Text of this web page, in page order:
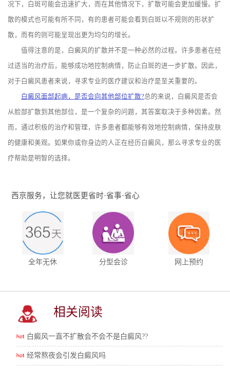
况下，白斑可能会迅速扩大，而在其他情况下，扩散可能会更加缓慢。扩
散的模式也可能有所不同，有的患者可能会看到白斑以不规则的形状扩
散，而有的则可能呈现出更为均匀的增长。
值得注意的是，白癜风的扩散并不是一种必然的过程。许多患者在经
过适当的治疗后，能够成功地控制病情，防止白斑的进一步扩散。因此，
对于白癜风患者来说，寻求专业的医疗建议和治疗是至关重要的。
白癜风面部起病，是否会向其他部位扩散?总的来说，白癜风是否会
从脸部扩散到其他部位，是一个复杂的问题，其答案取决于多种因素。然
而，通过积极的治疗和管理，许多患者都能够有效地控制病情，保持皮肤
的健康和美观。如果你或你身边的人正在经历白癜风，那么寻求专业的医
疗帮助是明智的选择。
西京服务，让您就医更省时·省事·省心
全年无休 分型会诊 网上预约
相关阅读
白癜风一直不扩散会不会不是白癜风??
经常熬夜会引发白癜风吗